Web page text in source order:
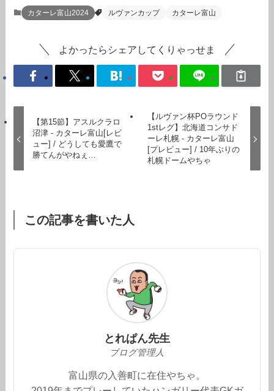
カターレ富山2024 ルヴァンカップ カターレ富山
よかったらシェアしてくりゃっせま
【第15節】アスルクラロ
沼津 - カターレ富山[レビ
ュー] / どうしても愛鷹で
勝てんがやねぇ…
【ルヴァン杯POラウンド
1stレグ】北海道コンサド
ーレ札幌 - カターレ富山
[プレビュー] / 10年ぶりの
札幌ドームやちゃ
この記事を書いた人
とれぱん先生
ブログ管理人
富山県の入善町に在住やちゃ。